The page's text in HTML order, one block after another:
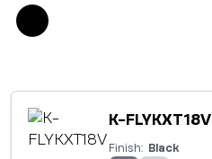
K-FLYKXT18V
Finish: Black